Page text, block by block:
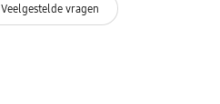
Veelgestelde vragen